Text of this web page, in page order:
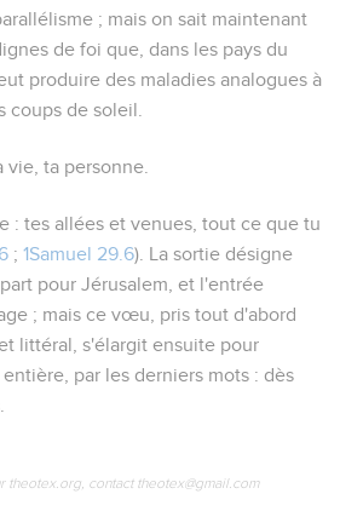
; mais on sait maintenant
de foi que, dans les pays du
produire des maladies analogues à
coups de soleil.
vie, ta personne.
: tes allées et venues, tout ce que tu
; 1Samuel 29.6). La sortie désigne
pour Jérusalem, et l'entrée
; mais ce vœu, pris tout d'abord
littéral, s'élargit ensuite pour
par les derniers mots : dès
theotex.org, contact theotex@gmail.com